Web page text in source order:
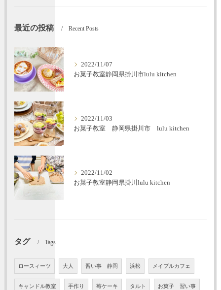
最近の投稿 Recent Posts
2022/11/07
お菓子教室静岡県掛川市lulu kitchen
2022/11/03
お菓子教室 静岡県掛川市 lulu kitchen
2022/11/02
お菓子教室静岡県掛川lulu kitchen
タグ Tags
ロースィーツ 大人 習い事 静岡 浜松 メイプルカフェ
キャンドル教室 手作り 苺ケーキ タルト お菓子 習い事